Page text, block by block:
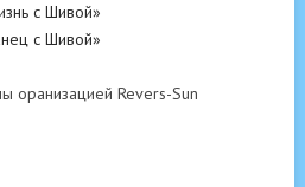
с Шивой»
с Шивой»
оранизацией Revers-Sun